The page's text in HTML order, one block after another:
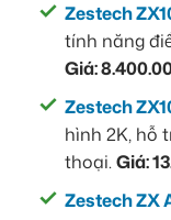
Zestech
tính năng
Giá:
Zestech
hình 2K, hỗ
thoại.Giá:
Zestech ZX